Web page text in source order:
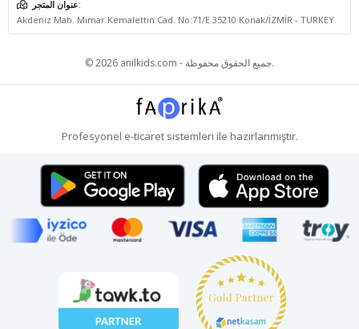
عنوان المتجر:
Akdeniz Mah. Mimar Kemalettin Cad. No:71/E 35210 Konak/İZMİR - TURKEY
© 2026 anilkids.com - جميع الحقوق محفوظة.
Profesyonel e-ticaretsistemleri ile hazırlanmıştır.